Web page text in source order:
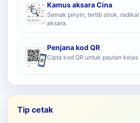
Kamus aksara Cina
Semak pinyin, tertib strok,
aksara.
Penjana kod QR
Cipta kod QR untuk pautan
Tip cetak